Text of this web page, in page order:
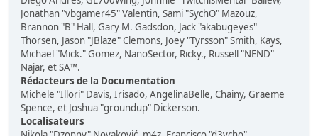
Jonathan "vbgamer45" Valentin, Sami "SychO" Mazouz,
Brannon "B" Hall, Gary M. Gadsdon, Jack "akabugeyes"
Thorsen, Jason "JBlaze" Clemons, Joey "Tyrsson" Smith, Kays,
Michael "Mick." Gomez, NanoSector, Ricky., Russell "NEND"
Najar, et SA™.
Rédacteurs de la Documentation
Michele "Illori" Davis, Irisado, AngelinaBelle, Chainy, Graeme
Spence, et Joshua "groundup" Dickerson.
Localisateurs